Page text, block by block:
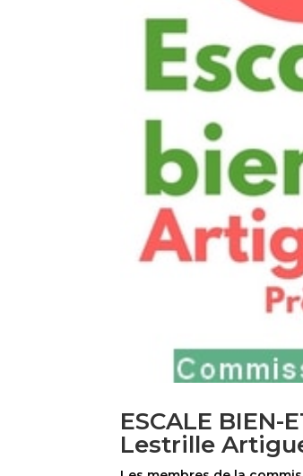
ESCALE BIEN-
Lestrille